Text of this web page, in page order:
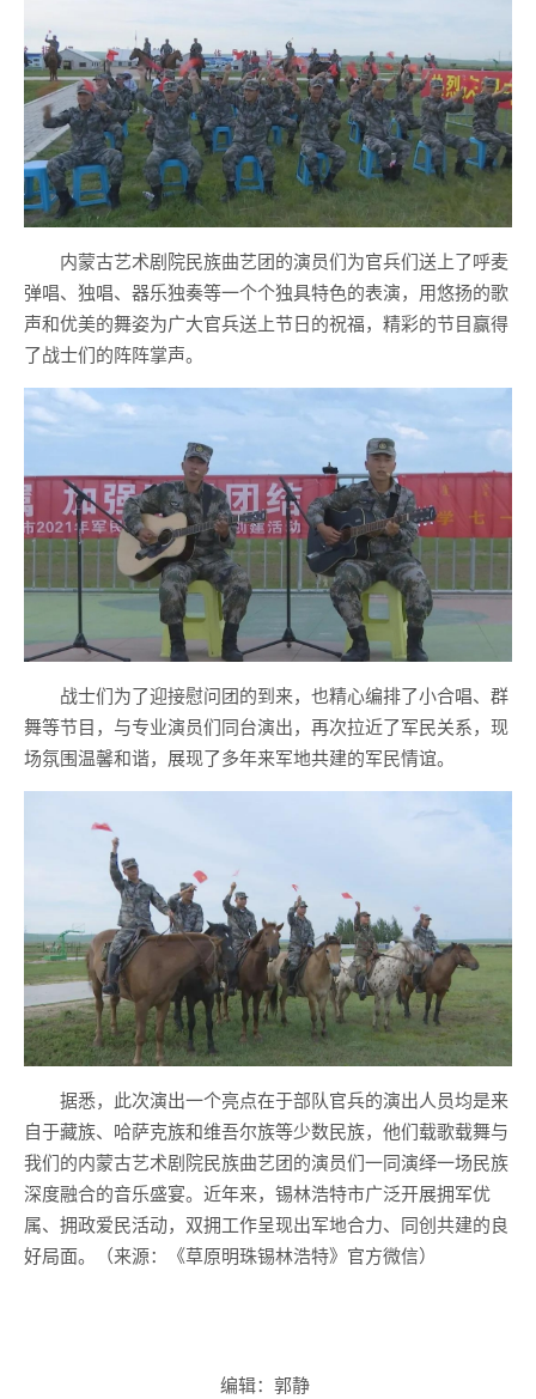
内蒙古艺术剧院民族曲艺团的演员们为官兵们送上了呼麦
弹唱、独唱、器乐独奏等一个个独具特色的表演，用悠扬的歌
声和优美的舞姿为广大官兵送上节日的祝福，精彩的节目赢得
了战士们的阵阵掌声。
战士们为了迎接慰问团的到来，也精心编排了小合唱、群
舞等节目，与专业演员们同台演出，再次拉近了军民关系，现
场氛围温馨和谐，展现了多年来军地共建的军民情谊。
据悉，此次演出一个亮点在于部队官兵的演出人员均是来
自于藏族、哈萨克族和维吾尔族等少数民族，他们载歌载舞与
我们的内蒙古艺术剧院民族曲艺团的演员们一同演绎一场民族
深度融合的音乐盛宴。近年来，锡林浩特市广泛开展拥军优
属、拥政爱民活动，双拥工作呈现出军地合力、同创共建的良
好局面。（来源：《草原明珠锡林浩特》官方微信）
编辑：郭静